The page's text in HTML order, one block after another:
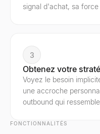
signal d'achat, sa
3
Obtenez votre
Voyez le besoin
une accroche
outbound qui
FONCTIONNALITÉS